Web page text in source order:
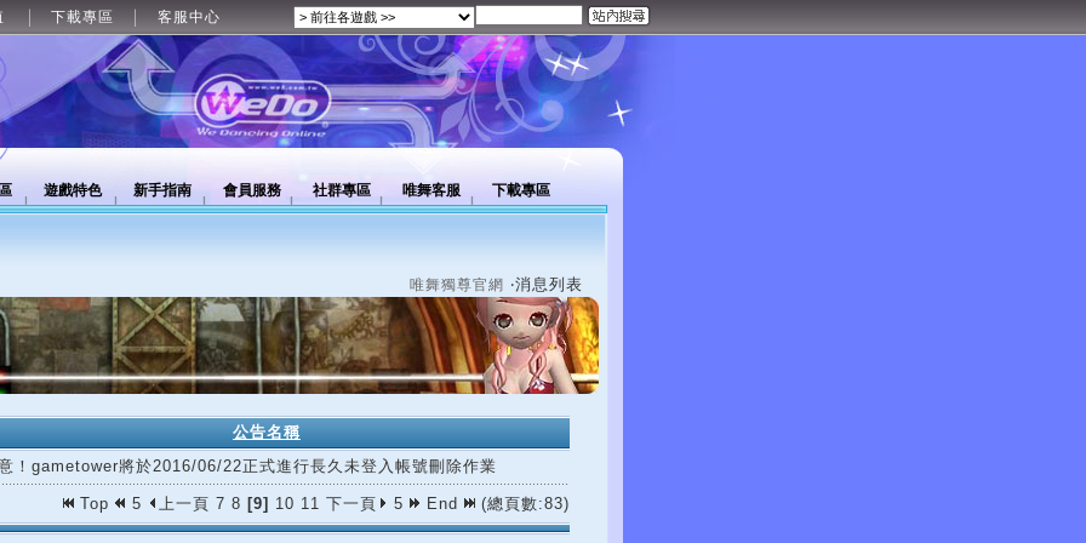
下載專區 客服中心
遊戲特色 新手指南 會員服務 社群專區 唯舞客服 下載專區
唯舞獨尊官網 ‧消息列表
公告名稱
！gametower將於2016/06/22正式進行長久未登入帳號刪除作業
Top 5 上一頁 7 8 [9] 10 11 下一頁 5 End (總頁數:83)